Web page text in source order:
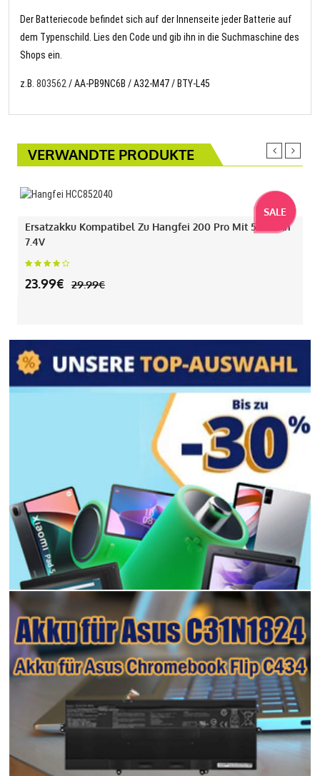
Der Batteriecode befindet sich auf der Innenseite jeder Batterie auf
dem Typenschild. Lies den Code und gib ihn in die Suchmaschine des
Shops ein.
z.B. 803562 / AA-PB9NC6B / A32-M47 / BTY-L45
VERWANDTE PRODUKTE
SALE
Ersatzakku Kompatibel Zu Hangfei 200 Pro Mit 550mAh
7.4V
23.99€ 29.99€